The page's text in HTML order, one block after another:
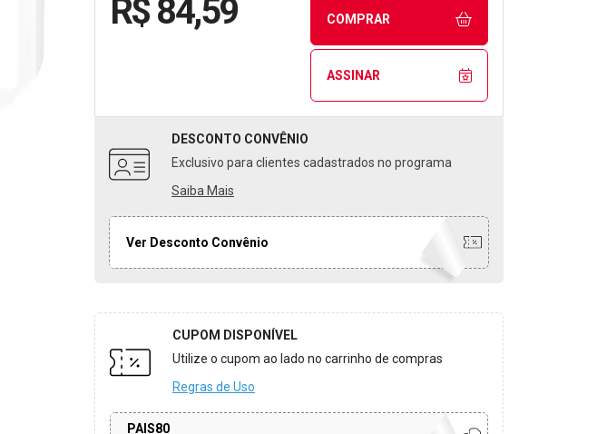
R$ 84,59 COMPRAR
ASSINAR
DESCONTO CONVÊNIO
Exclusivo para clientes cadastrados no programa
Saiba Mais
Ver Desconto Convênio
CUPOM DISPONÍVEL
Utilize o cupom ao lado no carrinho de compras
Regras de Uso
PAIS80